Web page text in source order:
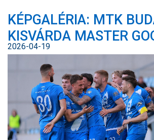
JEGYÉRTÉKESÍTÉS
WEBSHOP
EGYESÜLET
NYITÓLAP
HÍREK
CSAPATOK
MÉRKŐZÉSEK
KÉPGALÉRIA: MTK
KISVÁRDA MASTER
2026-04-19